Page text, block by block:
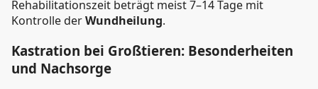
Rehabilitationszeit beträgt meist 7–14 Tage mit
Kontrolle derWundheilung.
Kastration bei Großtieren: Besonderheiten
und Nachsorge